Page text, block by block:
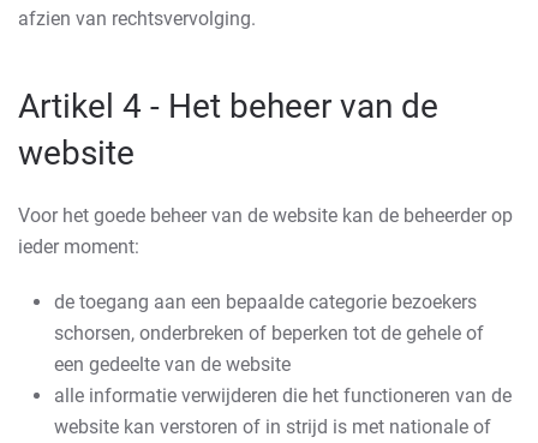
afzien van rechtsvervolging.
Artikel 4 - Het beheer van de
website
Voor het goede beheer van de website kan de beheerder op
ieder moment:
de toegang aan een bepaalde categorie bezoekers
schorsen, onderbreken of beperken tot de gehele of
een gedeelte van de website
alle informatie verwijderen die het functioneren van de
website kan verstoren of in strijd is met nationale of